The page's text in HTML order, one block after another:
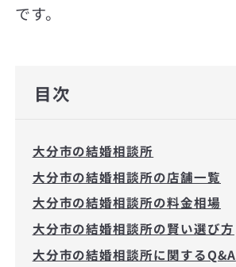
です。
目次
大分市の結婚相談所
大分市の結婚相談所の店舗一覧
大分市の結婚相談所の料金相場
大分市の結婚相談所の賢い選び方
大分市の結婚相談所に関するQ&A